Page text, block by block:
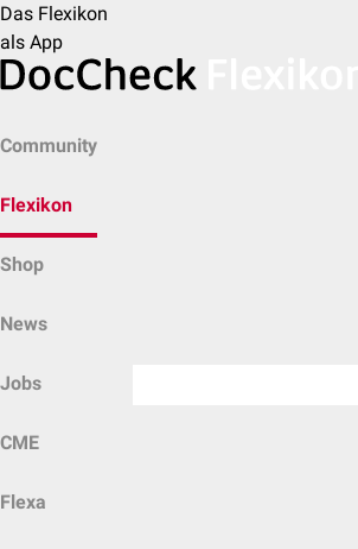
Das Flexikon
als App
Community
Flexikon
Shop
News
Jobs
CME
Flexa